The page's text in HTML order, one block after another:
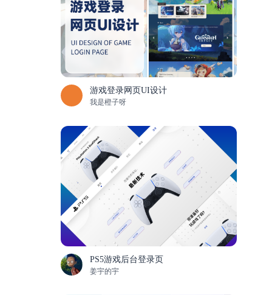
游戏登录网页UI设计
我是橙子呀
PS5游戏后台登录页
姜宇的宇